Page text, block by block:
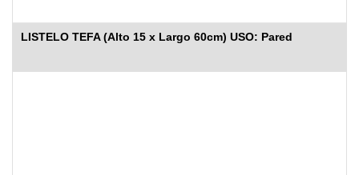
LISTELO TEFA (Alto 15 x Largo 60cm) USO: Pared